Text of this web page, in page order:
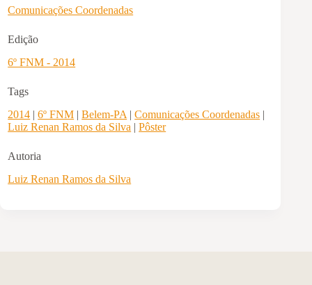
Comunicações Coordenadas
Edição
6º FNM - 2014
Tags
2014 |6º FNM |Belem-PA |Comunicações Coordenadas |
Luiz Renan Ramos da Silva |Pôster
Autoria
Luiz Renan Ramos da Silva